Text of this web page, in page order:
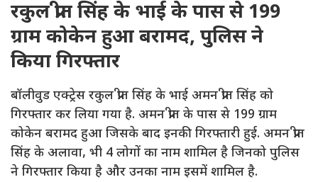
रकुल प्रीत सिंह के भाई के पास से 199
ग्राम कोकेन हुआ बरामद, पुलिस ने
किया गिरफ्तार
बॉलीवुड एक्ट्रेस रकुल प्रीत सिंह के भाई अमन प्रीत सिंह को
गिरफ्तार कर लिया गया है. अमन प्रीत के पास से 199 ग्राम
कोकेन बरामद हुआ जिसके बाद इनकी गिरफ्तारी हुई. अमन प्रीत
सिंह के अलावा, भी 4 लोगों का नाम शामिल है जिनको पुलिस
ने गिरफ्तार किया है और उनका नाम इसमें शामिल है.